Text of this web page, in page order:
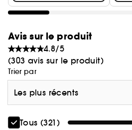
- Dream – mauve
- Muse – beige nude
- Success – rouge orangé
- Bloom – rose violet
- Fortune – baie intense
- Journey – brun foncé froid
Avis sur le produit
4.8/5
(303 avis sur le produit)
Trier par
Les plus récents
Tous (321)